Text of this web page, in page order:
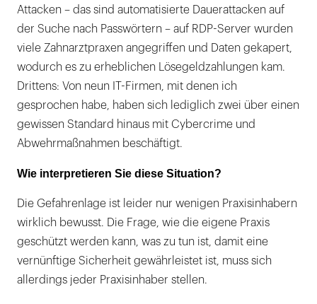
Attacken – das sind automatisierte Dauerattacken auf
der Suche nach Passwörtern – auf RDP-Server wurden
viele Zahnarztpraxen angegriffen und Daten gekapert,
wodurch es zu erheblichen Lösegeldzahlungen kam.
Drittens: Von neun IT-Firmen, mit denen ich
gesprochen habe, haben sich lediglich zwei über einen
gewissen Standard hinaus mit Cybercrime und
Abwehrmaßnahmen beschäftigt.
Wie interpretieren Sie diese Situation?
Die Gefahrenlage ist leider nur wenigen Praxisinhabern
wirklich bewusst. Die Frage, wie die eigene Praxis
geschützt werden kann, was zu tun ist, damit eine
vernünftige Sicherheit gewährleistet ist, muss sich
allerdings jeder Praxisinhaber stellen.